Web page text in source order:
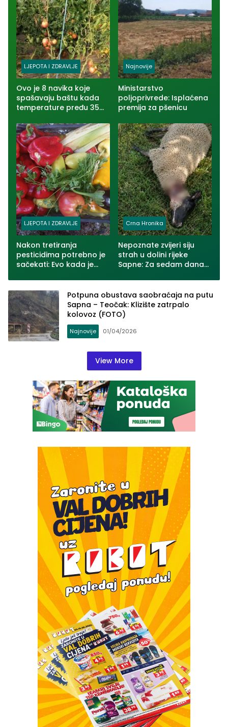
LJEPOTA I ZDRAVLJE
Ovo je 8 navika koje
spašavaju baštu kada
temperature pređu 35
Najnovije
Ministarstvo
poljoprivrede: Isplaćena
premija za pšenicu
LJEPOTA I ZDRAVLJE
Nakon tretiranja
pesticidima potrebno je
sačekati: Evo kada je
za jelo
Crna Hronika
Nepoznate zvijeri siju
strah u dolini rijeke
Sapne: Za sedam dana
ovaca u dva zvornička
naselja (VIDEO)
Potpuna obustava saobraćaja na putu
Sapna – Teočak: Klizište zatrpalo
kolovoz (FOTO)
Najnovije 01/04/2026
View More